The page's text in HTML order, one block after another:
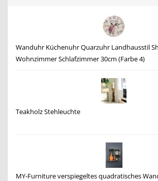
Wanduhr Küchenuhr Quarzuhr Landhausstil
Wohnzimmer Schlafzimmer 30cm (Farbe 4)
Teakholz Stehleuchte
MY-Furniture verspiegeltes quadratisches